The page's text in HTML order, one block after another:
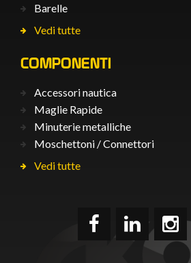
Barelle
Vedi tutte
COMPONENTI
Accessori nautica
Maglie Rapide
Minuterie metalliche
Moschettoni / Connettori
Vedi tutte